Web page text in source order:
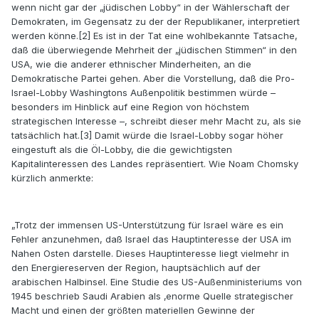
wenn nicht gar der „jüdischen Lobby“ in der Wählerschaft der
Demokraten, im Gegensatz zu der der Republikaner, interpretiert
werden könne.[2] Es ist in der Tat eine wohlbekannte Tatsache,
daß die überwiegende Mehrheit der „jüdischen Stimmen“ in den
USA, wie die anderer ethnischer Minderheiten, an die
Demokratische Partei gehen. Aber die Vorstellung, daß die Pro-
Israel-Lobby Washingtons Außenpolitik bestimmen würde –
besonders im Hinblick auf eine Region von höchstem
strategischen Interesse –, schreibt dieser mehr Macht zu, als sie
tatsächlich hat.[3] Damit würde die Israel-Lobby sogar höher
eingestuft als die Öl-Lobby, die die gewichtigsten
Kapitalinteressen des Landes repräsentiert. Wie Noam Chomsky
kürzlich anmerkte:
„Trotz der immensen US-Unterstützung für Israel wäre es ein
Fehler anzunehmen, daß Israel das Hauptinteresse der USA im
Nahen Osten darstelle. Dieses Hauptinteresse liegt vielmehr in
den Energiereserven der Region, hauptsächlich auf der
arabischen Halbinsel. Eine Studie des US-Außenministeriums von
1945 beschrieb Saudi Arabien als ‚enorme Quelle strategischer
Macht und einen der größten materiellen Gewinne der